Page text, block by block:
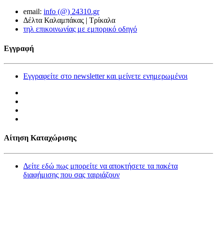
email: info (@) 24310.gr
Δέλτα Καλαμπάκας | Τρίκαλα
τηλ επικοινωνίας με εμπορικό οδηγό
Εγγραφή
Εγγραφείτε στο newsletter και μείνετε ενημερωμένοι
Αίτηση Καταχώρισης
Δείτε εδώ πως μπορείτε να αποκτήσετε τα πακέτα
διαφήμισης που σας ταιριάζουν